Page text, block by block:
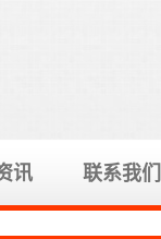
讯 联系我们